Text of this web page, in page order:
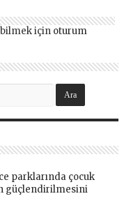
için oturum
parklarında çocuk
güçlendirilmesini